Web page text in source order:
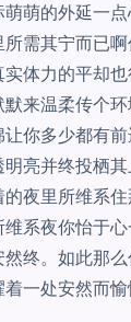
萌的外延一
需其宁而已
体力的平却
来温柔传个
你多少都有
并终投栖其
夜里所维系
系夜你怡于
终。如此那
一处安然而